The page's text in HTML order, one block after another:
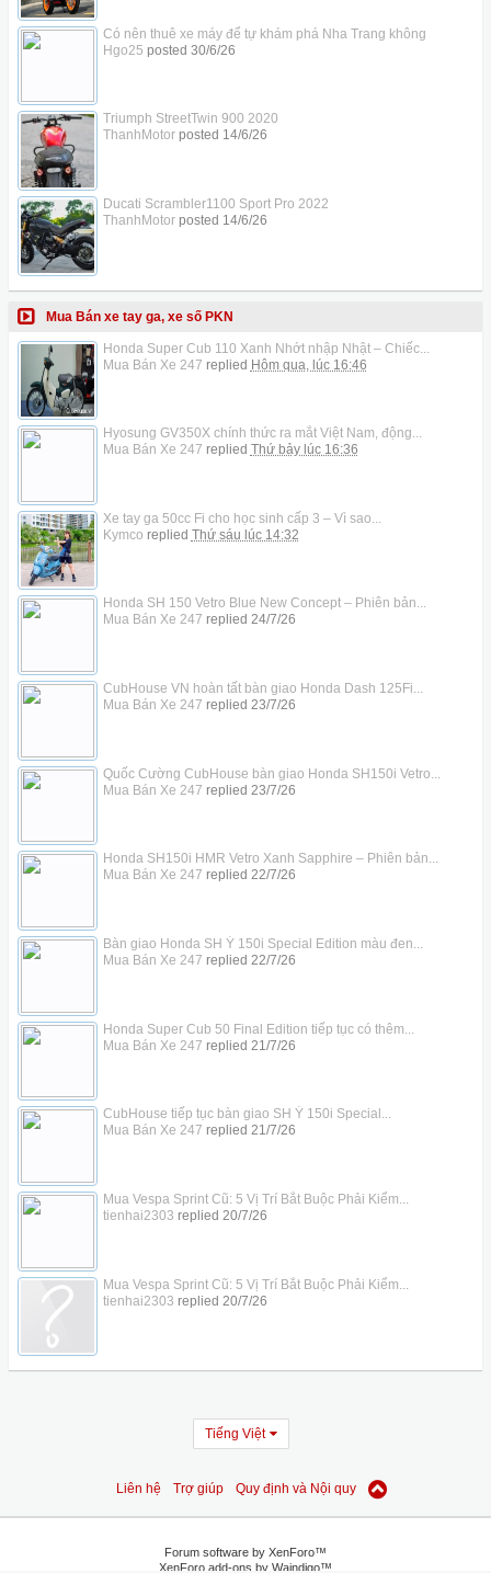
Có nên thuê xe máy để tự khám phá Nha Trang không
Hgo25 posted 30/6/26
Triumph StreetTwin 900 2020
ThanhMotorposted 14/6/26
Ducati Scrambler1100 Sport Pro 2022
ThanhMotorposted 14/6/26
Mua Bán xe tay ga, xe số PKN
Honda Super Cub 110 Xanh Nhớt nhập Nhật – Chiếc...
Mua Bán Xe 247 replied Hôm qua, lúc 16:46
Hyosung GV350X chính thức ra mắt Việt Nam, động...
Mua Bán Xe 247 replied Thứ bảy lúc 16:36
Xe tay ga 50cc Fi cho học sinh cấp 3 – Vì sao...
Kymco replied Thứ sáu lúc 14:32
Honda SH 150 Vetro Blue New Concept – Phiên bản...
Mua Bán Xe 247 replied 24/7/26
CubHouse VN hoàn tất bàn giao Honda Dash 125Fi...
Mua Bán Xe 247 replied 23/7/26
Quốc Cường CubHouse bàn giao Honda SH150i Vetro...
Mua Bán Xe 247 replied 23/7/26
Honda SH150i HMR Vetro Xanh Sapphire – Phiên bản...
Mua Bán Xe 247 replied 22/7/26
Bàn giao Honda SH Ý 150i Special Edition màu đen...
Mua Bán Xe 247 replied 22/7/26
Honda Super Cub 50 Final Edition tiếp tục có thêm...
Mua Bán Xe 247 replied 21/7/26
CubHouse tiếp tục bàn giao SH Ý 150i Special...
Mua Bán Xe 247 replied 21/7/26
Mua Vespa Sprint Cũ: 5 Vị Trí Bắt Buộc Phải Kiểm...
tienhai2303 replied 20/7/26
Mua Vespa Sprint Cũ: 5 Vị Trí Bắt Buộc Phải Kiểm...
tienhai2303 replied 20/7/26
Tiếng Việt
Liên hệ Trợ giúp Quy định và Nội quy
Forum software by XenForo™
XenForo add-ons by Waindigo™